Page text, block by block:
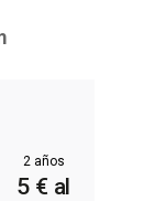
2 años
5 € al